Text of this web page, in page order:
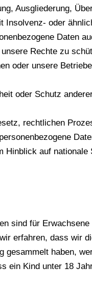
Ausgliederung,
oder
Daten
Rechte zu
oder unsere
oder Schutz
rechtlichen
Hinblick auf
sind für
erfahren, dass wir
gesammelt haben,
ein Kind unter 18